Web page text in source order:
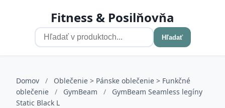
Fitness & Posilňovňa
Hľadať
Domov /
Oblečenie > Pánske oblečenie > Funkčné
oblečenie
/ GymBeam /
GymBeam Seamless legíny
Static Black L